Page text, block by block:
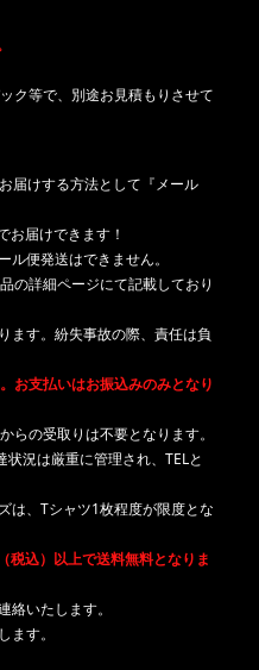
ク等で、別途お見積もりさせて
届けする方法として『メール
お届けできます！
ル便発送はできません。
の詳細ページにて記載しており
ます。紛失事故の際、責任は負
お支払いはお振込みのみとなり
らの受取りは不要となります。
状況は厳重に管理され、TELと
は、Tシャツ1枚程度が限度とな
税込）以上で送料無料となりま
いたします。
す。